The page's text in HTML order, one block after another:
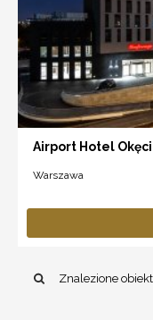
Airport Hotel
Warszawa
Znalezione